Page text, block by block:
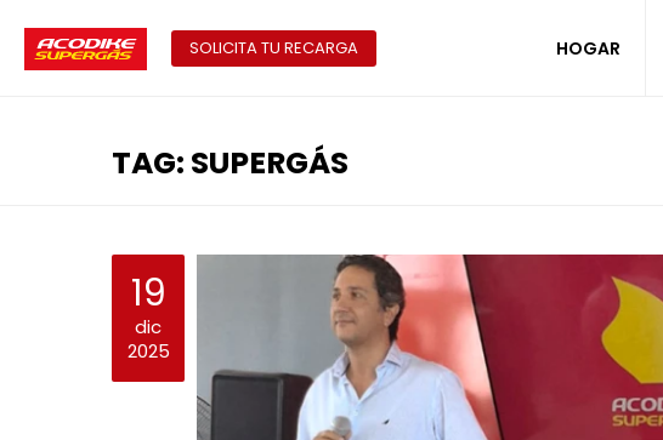
SOLICITA TU RECARGA HOGAR
TAG: SUPERGÁS
19
dic
2025